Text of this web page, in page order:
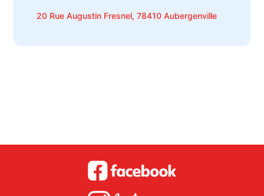
20 Rue Augustin Fresnel, 78410 Aubergenville